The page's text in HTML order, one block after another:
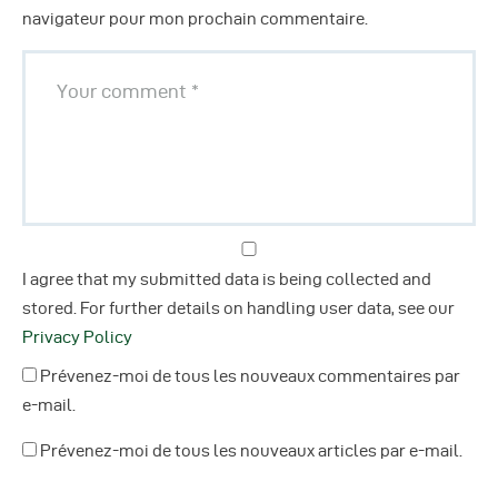
navigateur pour mon prochain commentaire.
I agree that my submitted data is being collected and
stored. For further details on handling user data, see our
Privacy Policy
Prévenez-moi de tous les nouveaux commentaires par
e-mail.
Prévenez-moi de tous les nouveaux articles par e-mail.